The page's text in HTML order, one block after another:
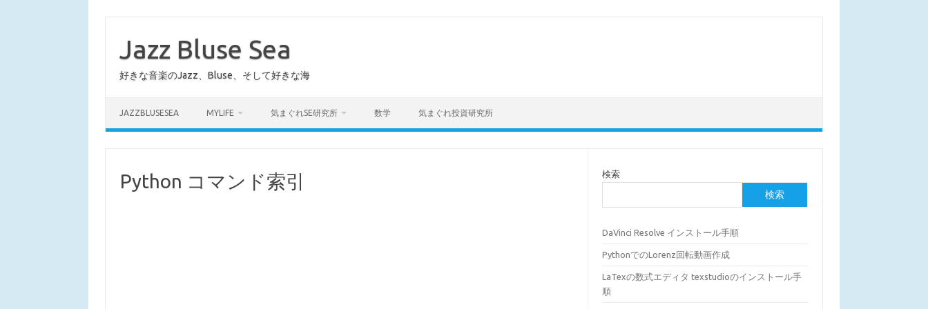
Jazz Bluse Sea
好きな音楽のJazz、Bluse、そして好きな海
JAZZBLUSESEA MYLIFE 気まぐれSE研究所 数学 気まぐれ投資研究所
Python コマンド索引 検索
検索
DaVinci Resolve インストール手順
PythonでのLorenz回転動画作成
LaTexの数式エディタ texstudioのインストール手
順